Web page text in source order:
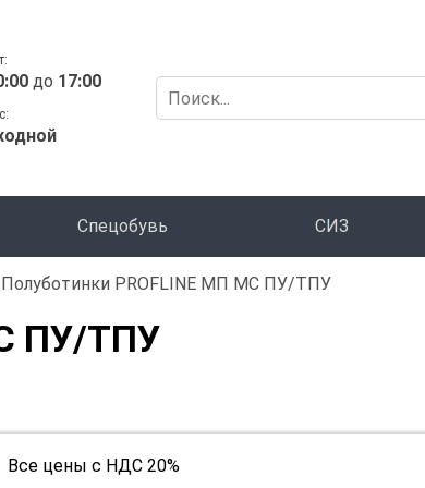
до 17:00
Спецобувь СИЗ
Полуботинки PROFLINE МП МС ПУ/ТПУ
ПУ/ТПУ
Все цены с НДС 20%